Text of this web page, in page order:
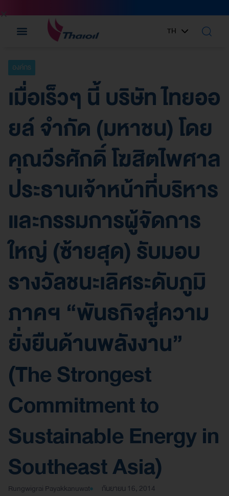
TH
EN
องค์กร
เมื่อเร็วๆ นี้ บริษัท ไทยออ
ยล์ จำกัด (มหาชน) โดย
คุณวีรศักดิ์ โฆสิตไพศาล
ประธานเจ้าหน้าที่บริหาร
และกรรมการผู้จัดการ
ใหญ่ (ซ้ายสุด) รับมอบ
รางวัลชนะเลิศระดับภูมิ
ภาคฯ “พันธกิจสู่ความ
ยั่งยืนด้านพลังงาน”
(The Strongest
Commitment to
Sustainable Energy in
Southeast Asia)
Rungwigrai Payakkanuwat กันยายน 16, 2014